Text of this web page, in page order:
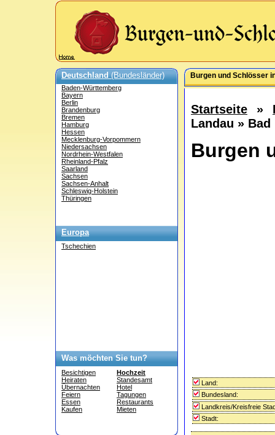
Deutschland(Bundesländer)
Baden-Württemberg
Bayern
Berlin
Brandenburg
Bremen
Hamburg
Hessen
Mecklenburg-Vorpommern
Niedersachsen
Nordrhein-Westfalen
Rheinland-Pfalz
Saarland
Sachsen
Sachsen-Anhalt
Schleswig-Holstein
Thüringen
Europa
Tschechien
Was möchten Sie tun?
Besichtigen
Heiraten
Übernachten
Feiern
Essen
Kaufen
Hochzeit
Standesamt
Hotel
Tagungen
Restaurants
Mieten
Burgen und Schlösser
Startseite »
Landau »
Burgen
Land:
Bundesland:
Landkreis/Kreisfreie
Stadt: